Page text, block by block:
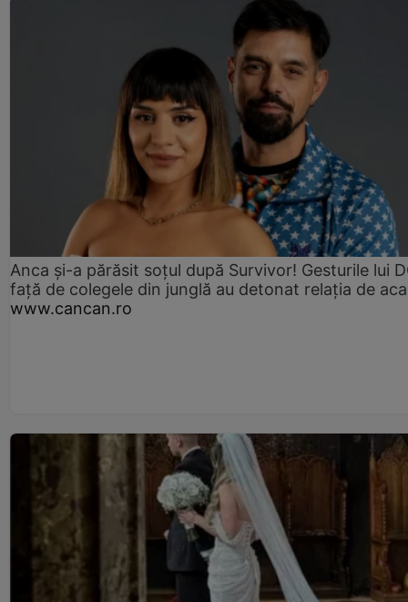
Anca și-a părăsit soțul după Survivor! Gesturile lui
față de colegele din junglă au detonat relația de
www.cancan.ro